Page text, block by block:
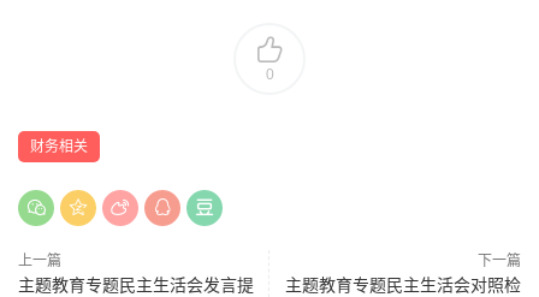
0
财务相关
上一篇
主题教育专题民主生活会发言提
下一篇
主题教育专题民主生活会对照检